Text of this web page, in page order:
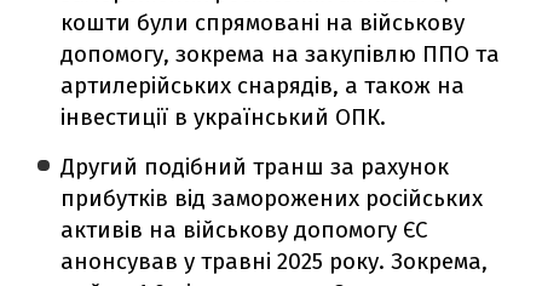
кошти були спрямовані на військову
допомогу, зокрема на закупівлю ППО та
артилерійських снарядів, а також на
інвестиції в український ОПК.
Другий подібний транш за рахунок
прибутків від заморожених російських
активів на військову допомогу ЄС
анонсував у травні 2025 року. Зокрема,